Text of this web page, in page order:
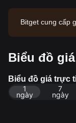
Bitget cung cấp
63.48. Space
2,457.81 và
n dữ liệu: Sàn
26-08-08
Biểu đồ giá
Biểu đồ giá trực
1
ngày
7
ngày